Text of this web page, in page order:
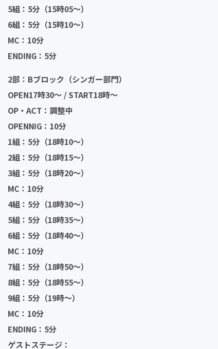
5組：5分（15時05〜）
6組：5分（15時10〜）
MC：10分
ENDING：5分
2部：Bブロック（シンガー部門）
OPEN17時30〜 / START18時〜
OP・ACT：調整中
OPENNIG：10分
1組：5分（18時10〜）
2組：5分（18時15〜）
3組：5分（18時20〜）
MC：10分
4組：5分（18時30〜）
5組：5分（18時35〜）
6組：5分（18時40〜）
MC：10分
7組：5分（18時50〜）
8組：5分（18時55〜）
9組：5分（19時〜）
MC：10分
ENDING：5分
ゲストステージ：